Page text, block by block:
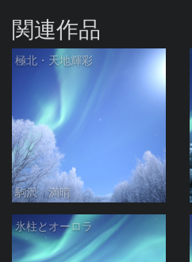
関連作品
極北・天地輝彩
駒沢 満晴
氷柱とオーロラ